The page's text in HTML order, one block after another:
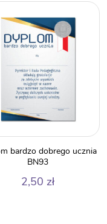
bardzo dobrego ucznia
BN93
2,50 zł